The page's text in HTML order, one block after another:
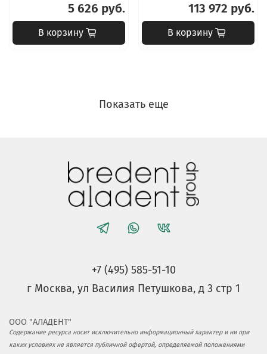
5 626 руб.
В корзину
113 972 руб.
В корзину
Показать еще
+7 (495) 585-51-10
г Москва, ул Василия Петушкова, д 3 стр 1
ООО "АЛАДЕНТ"
Содержание ресурса носит исключительно информационный характер и ни при
каких условиях не является публичной офертой, определяемой положениями